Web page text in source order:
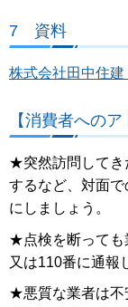
7 資料
株式会社田中住
【消費者へのア
★突然訪問してき
するなど、対面
にしましょう。
★点検を断っても
又は110番に通報
★悪質な業者は不